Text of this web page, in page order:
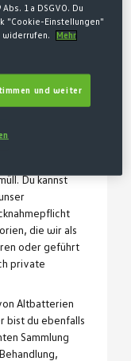
Du kannst
zur
Zeichen,
Mülltonne und
Du kannst
die wir als
oder geführt
private
Altbatterien
bist du ebenfalls
Sammlung
1 a DSGVO. Du
"Cookie-Einstellungen"
widerrufen.
Mehr
und weiter